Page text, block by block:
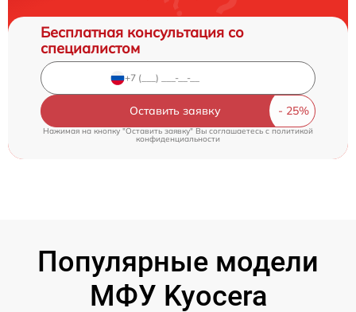
Бесплатная консультация со
специалистом
Оставить заявку
Нажимая на кнопку "Оставить заявку" Вы соглашаетесь cполитикой
конфиденциальности
Популярные модели
МФУ Kyocera